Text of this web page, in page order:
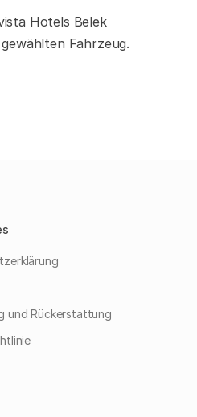
Hotels Belek
Fahrzeug.
und Rückerstattung